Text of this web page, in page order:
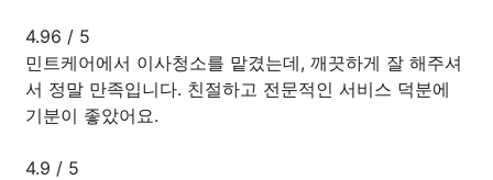
4.96 / 5
민트케어에서 이사청소를 맡겼는데, 깨끗하게 잘 해주셔
서 정말 만족입니다. 친절하고 전문적인 서비스 덕분에
기분이 좋았어요.
4.9 / 5